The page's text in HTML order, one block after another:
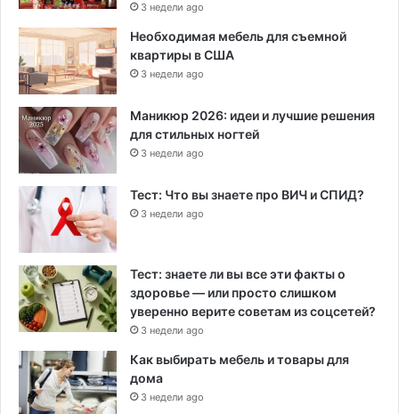
3 недели ago
Необходимая мебель для съемной
квартиры в США
3 недели ago
Маникюр 2026: идеи и лучшие решения
для стильных ногтей
3 недели ago
Тест: Что вы знаете про ВИЧ и СПИД?
3 недели ago
Тест: знаете ли вы все эти факты о
здоровье — или просто слишком
уверенно верите советам из соцсетей?
3 недели ago
Как выбирать мебель и товары для
дома
3 недели ago